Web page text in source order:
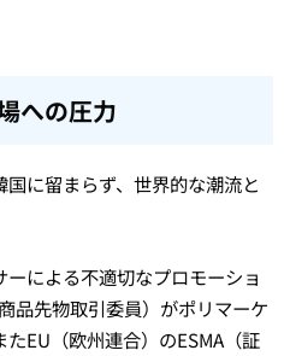
への圧力
に留まらず、世界的な潮流と
による不適切なプロモーショ
品先物取引委員）がポリマーケ
EU（欧州連合）のESMA（証